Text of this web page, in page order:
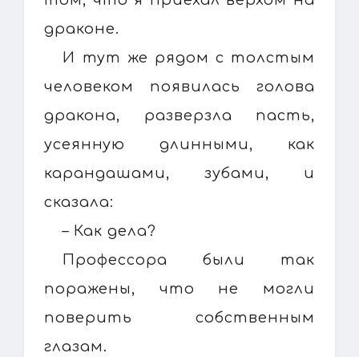
драконе.
И тут же рядом с толстым
человеком появилась голова
дракона, разверзла пасть,
усеянную длинными, как
карандашами, зубами, и
сказала:
– Как дела?
Профессора были так
поражены, что не могли
поверить собственным
глазам.